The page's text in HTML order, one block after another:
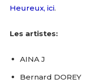
Heureux, ici.
Les artistes:
AINA J
Bernard DOREY